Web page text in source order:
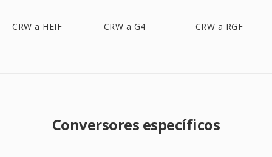
CRW a HEIF CRW a G4 CRW a RGF
Conversores específicos